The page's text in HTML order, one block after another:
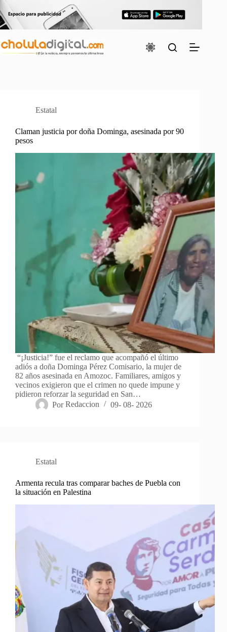
al
contenido
Estatal
Claman justicia por doña Dominga, asesinada por 90
pesos
“¡Justicia!” fue el reclamo que acompañó el último
adiós a doña Dominga Pérez Comisario, la mujer de
82 años asesinada en Amozoc. Familiares, amigos y
vecinos exigieron que el crimen no quede impune y
pidieron reforzar la seguridad en San…
Por Redaccion 09- 08- 2026
Estatal
Armenta recula tras comparar baches de Puebla con
la situación en Palestina